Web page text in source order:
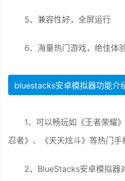
5、兼容性好，全屏运行
6、海量热门游戏，绝佳体
bluestacks安卓模拟器功能介
1、可以畅玩如《王者荣耀
忍者》、《天天炫斗》等热门手
2、BlueStacks安卓模拟器